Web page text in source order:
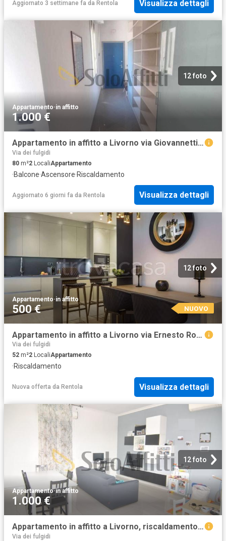
Aggiornato 3 settimane fa da Rentola Visualizza dettagli
12 foto
Appartamento·in affitto
1.000 €
Appartamento in affitto a Livorno via Giovannetti, 4, arredato, ascensore, ultimo piano TrovaCasa
Via dei fulgidi
80 m²2 LocaliAppartamento
·Balcone·Ascensore·Riscaldamento
Aggiornato 6 giorni fa da Rentola Visualizza dettagli
12 foto
Appartamento·in affitto
500 € NUOVO
Appartamento in affitto a Livorno via Ernesto Rossi, 101, arredato, vicinanze negozi, lungomare TrovaCasa
Via dei fulgidi
52 m²2 LocaliAppartamento
·Riscaldamento
Nuova offerta da Rentola Visualizza dettagli
12 foto
Appartamento·in affitto
1.000 €
Appartamento in affitto a Livorno, riscaldamento autonomo, parzialmente arredato, ascensore TrovaCasa
Via dei fulgidi